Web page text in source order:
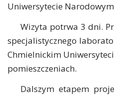
Uniwersytecie
Wizyta potrwa 3 dni.
specjalistycznego
Chmielnickim
pomieszczeniach.
Dalszym etapem